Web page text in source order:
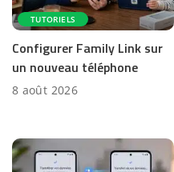
TUTORIELS
Configurer Family Link sur
un nouveau téléphone
8 août 2026